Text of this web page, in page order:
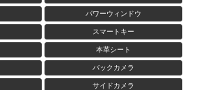
パワーウィンドウ
スマートキー
本革シート
バックカメラ
サイドカメラ